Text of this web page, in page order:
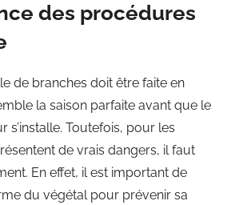
des procédures
de branches doit être faite en
la saison parfaite avant que le
s’installe. Toutefois, pour les
de vrais dangers, il faut
En effet, il est important de
du végétal pour prévenir sa